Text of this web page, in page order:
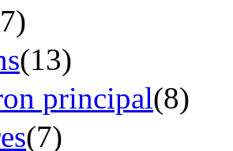
(13)
principal(8)
(7)